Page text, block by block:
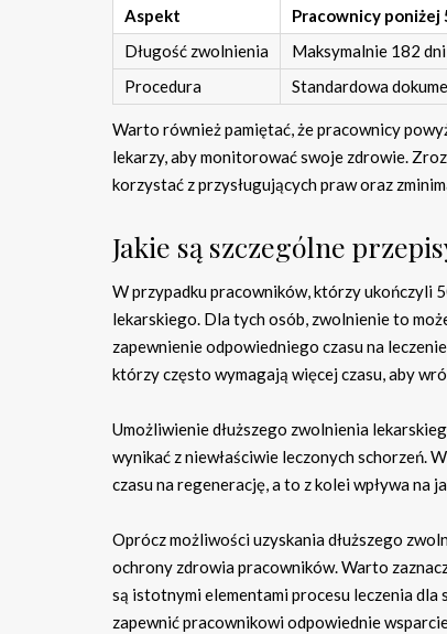
Aspekt Pracownicy poniżej
Długość zwolnienia
Maksymalnie 182 dni
Procedura
Standardowa
Warto również pamiętać, że pracownicy
lekarzy, aby monitorować swoje zdrowie.
korzystać z przysługujących praw oraz
Jakie są szczególne
W przypadku pracowników, którzy ukończyli
lekarskiego. Dla tych osób, zwolnienie to
zapewnienie odpowiedniego czasu na
którzy często wymagają więcej czasu, aby
Umożliwienie dłuższego zwolnienia
wynikać z niewłaściwie leczonych schorzeń.
czasu na regenerację, a to z kolei wpływa na
Oprócz możliwości uzyskania dłuższego
ochrony zdrowia pracowników. Warto
są istotnymi elementami procesu leczenia
zapewnić pracownikowi odpowiednie